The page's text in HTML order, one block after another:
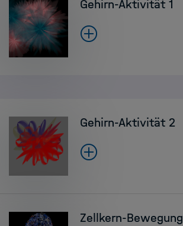
Gehirn-Aktivität 1
Gehirn-Aktivität 2
Zellkern-Bewegung